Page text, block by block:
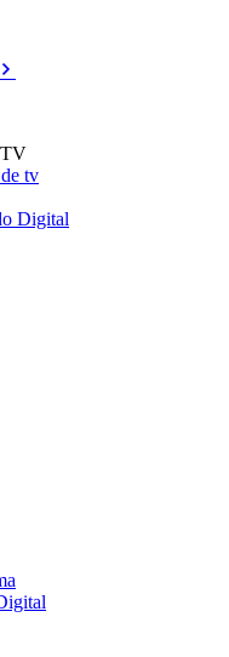
TV
tv
Digital